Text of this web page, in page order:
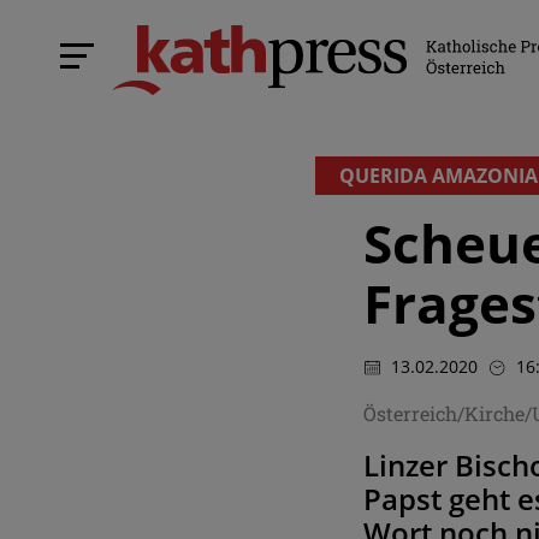
QUERIDA AMAZONIA
13.02.2020
Österreich/Kirche/
Linzer
Papst geht